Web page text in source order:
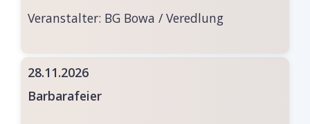
Veranstalter: BG Bowa / Veredlung
28.11.2026
Barbarafeier